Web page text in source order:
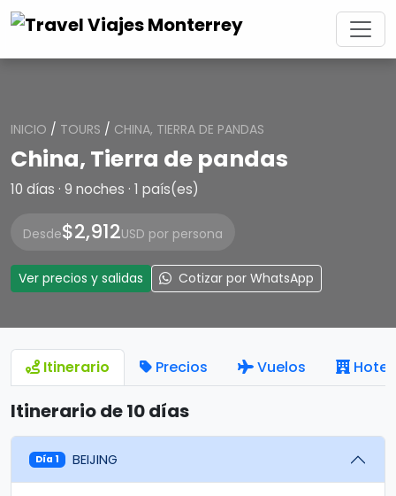
INICIO / TOURS / CHINA, TIERRA DE PANDAS
China, Tierra de pandas
10 días · 9 noches · 1 país(es)
Desde$2,912USD por persona
Ver precios y salidas Cotizar por WhatsApp
Itinerario Precios Vuelos
Itinerario de 10 días
Día 1 BEIJING